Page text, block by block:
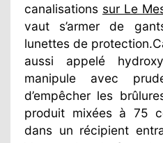
canalisations sur Le
vaut s’armer de
lunettes de
aussi appelé
manipule avec
d’empêcher les
produit mixées à 75
dans un récipient